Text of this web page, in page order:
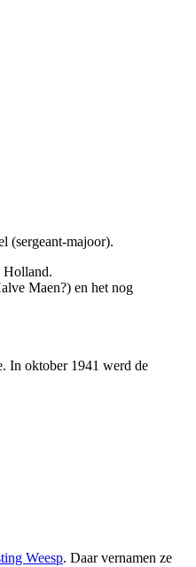
(sergeant-majoor).
Holland.
Maen?) en het nog
In oktober 1941 werd de
Weesp. Daar vernamen ze